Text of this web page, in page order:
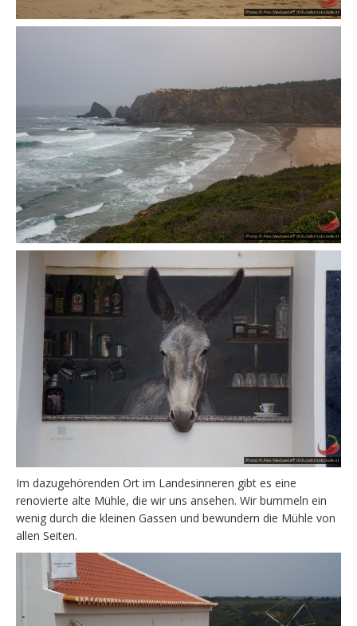
Im dazugehörenden Ort im Landesinneren gibt es eine
renovierte alte Mühle, die wir uns ansehen. Wir bummeln ein
wenig durch die kleinen Gassen und bewundern die Mühle von
allen Seiten.